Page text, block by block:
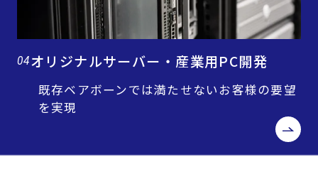
04オリジナルサーバー・産業用PC開発
既存ベアボーンでは満たせないお客様の要望
を実現